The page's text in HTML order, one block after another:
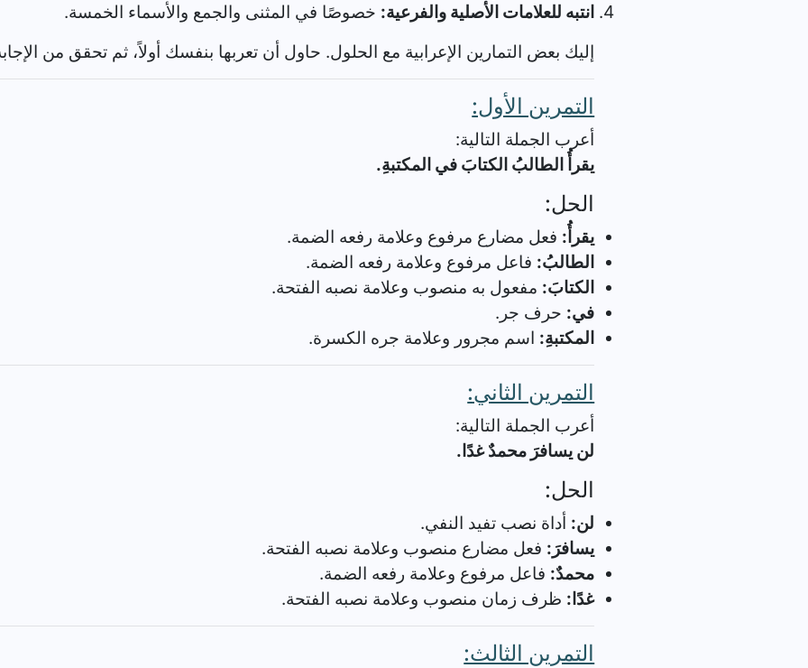
انتبه للعلامات الأصلية والفرعية: خصوصًا في المثنى والجمع والأسماء الخمسة.
إليك بعض التمارين الإعرابية مع الحلول. حاول أن تعربها بنفسك أولاً، ثم تحقق من
التمرين الأول:
أعرب الجملة التالية:
يقرأُ الطالبُ الكتابَ في المكتبةِ.
الحل:
يقرأُ: فعل مضارع مرفوع وعلامة رفعه الضمة.
الطالبُ: فاعل مرفوع وعلامة رفعه الضمة.
الكتابَ: مفعول به منصوب وعلامة نصبه الفتحة.
في: حرف جر.
المكتبةِ: اسم مجرور وعلامة جره الكسرة.
التمرين الثاني:
أعرب الجملة التالية:
لن يسافرَ محمدٌ غدًا.
الحل:
لن: أداة نصب تفيد النفي.
يسافرَ: فعل مضارع منصوب وعلامة نصبه الفتحة.
محمدٌ: فاعل مرفوع وعلامة رفعه الضمة.
غدًا: ظرف زمان منصوب وعلامة نصبه الفتحة.
التمرين الثالث: